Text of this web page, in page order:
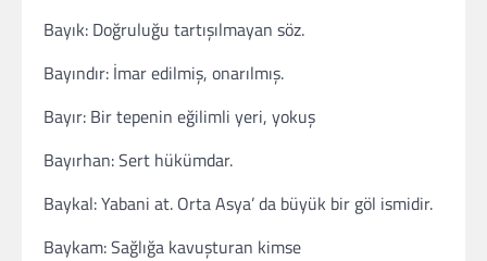
Bayık: Doğruluğu tartışılmayan söz.
Bayındır: İmar edilmiş, onarılmış.
Bayır: Bir tepenin eğilimli yeri, yokuş
Bayırhan: Sert hükümdar.
Baykal: Yabani at. Orta Asya’ da büyük bir göl ismidir.
Baykam: Sağlığa kavuşturan kimse